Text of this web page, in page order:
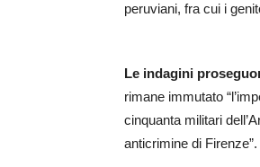
peruviani, fra cui i
Le indagini
rimane immutato
cinquanta militari
anticrimine di Firenze”.